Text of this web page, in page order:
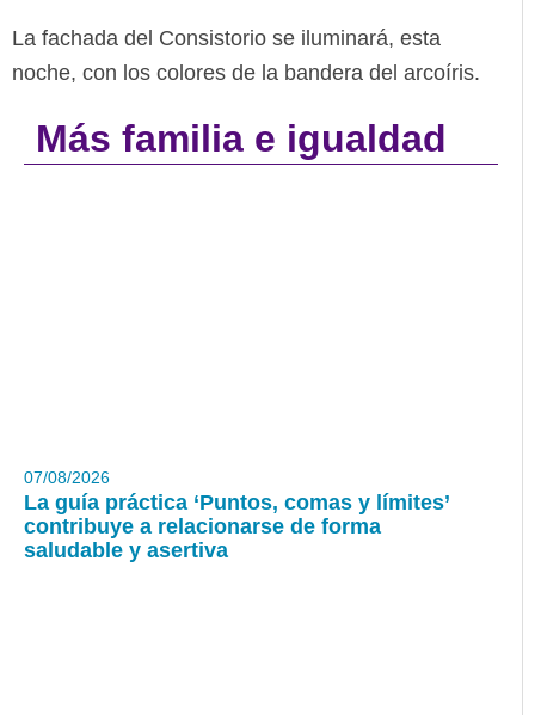
La fachada del Consistorio se iluminará, esta
noche, con los colores de la bandera del arcoíris.
Más familia e igualdad
07/08/2026
La guía práctica ‘Puntos, comas y límites’
contribuye a relacionarse de forma
saludable y asertiva